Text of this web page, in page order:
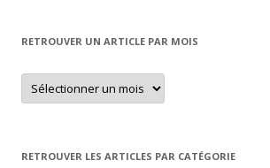
RETROUVER UN ARTICLE PAR MOIS
Retrouver
un
article
RETROUVER LES ARTICLES PAR CATÉGORIE